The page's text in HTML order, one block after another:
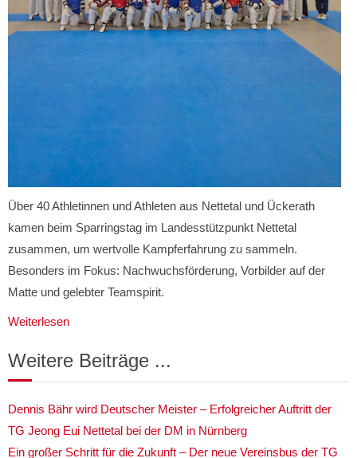
Über 40 Athletinnen und Athleten aus Nettetal und Ückerath
kamen beim Sparringstag im Landesstützpunkt Nettetal
zusammen, um wertvolle Kampferfahrung zu sammeln.
Besonders im Fokus: Nachwuchsförderung, Vorbilder auf der
Matte und gelebter Teamspirit.
Weiterlesen
Weitere Beiträge ...
Dennis Bähr wird Deutscher Meister – Erfolgreicher Auftritt der
TG Jeong Eui Nettetal bei der DM in Nürnberg
Ein großer Schritt für die Zukunft – Der neue Vereinsbus der TG